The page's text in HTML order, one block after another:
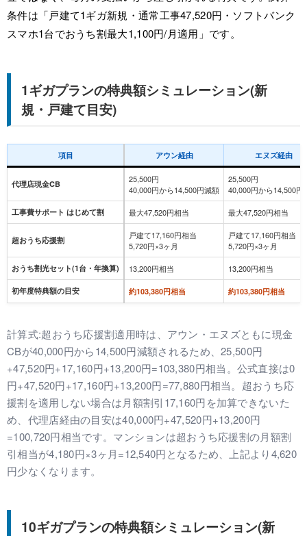
条件は「戸建て1ギガ新規・通常工事47,520円・ソフトバンク
スマホ1台でおうち割最大1,100円/月適用」です。
1ギガプランの特典額シミュレーション(新
規・戸建て目安)
項目 アウン経由 エヌズ経由
代理店現金CB
25,500円
40,000円から14,500円減額
25,500円
40,000円から14,500円
工事費サポート はじめて割 最大47,520円相当 最大47,520円相当
超おうち応援割
戸建て17,160円相当
5,720円×3ヶ月
戸建て17,160円相当
5,720円×3ヶ月
おうち割光セット(1台・年換算) 13,200円相当 13,200円相当
初年度特典額の目安 約103,380円相当 約103,380円相当
計算式:超おうち応援割適用時は、アウン・エヌズともに現金
CBが40,000円から14,500円減額されるため、25,500円
+47,520円+17,160円+13,200円=103,380円相当。公式直接は0
円+47,520円+17,160円+13,200円=77,880円相当。超おうち応
援割を適用しない場合は月額割引17,160円を加算できないた
め、代理店経由の目安は40,000円+47,520円+13,200円
=100,720円相当です。マンションは超おうち応援割の月額割
引相当が4,180円×3ヶ月=12,540円となるため、上記より4,620
円少なくなります。
10ギガプランの特典額シミュレーション(新